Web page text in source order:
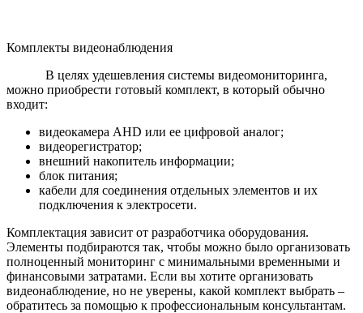
Комплекты видеонаблюдения
В целях удешевления системы видеомониторинга,
можно приобрести готовый комплект, в который обычно
входит:
видеокамера AHD или ее цифровой аналог;
видеорегистратор;
внешний накопитель информации;
блок питания;
кабели для соединения отдельных элементов и их
подключения к электросети.
Комплектация зависит от разработчика оборудования.
Элементы подбираются так, чтобы можно было организовать
полноценный мониторинг с минимальными временными и
финансовыми затратами. Если вы хотите организовать
видеонаблюдение, но не уверены, какой комплект выбрать –
обратитесь за помощью к профессиональным консультантам.